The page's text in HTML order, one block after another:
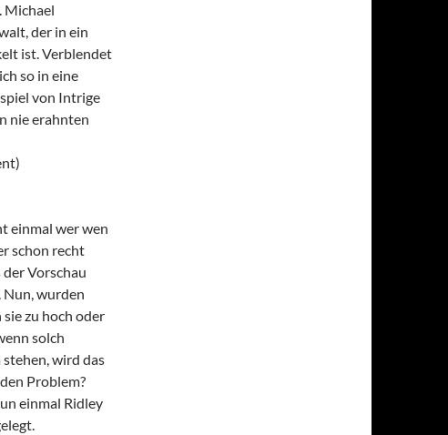
Michael
der in ein
ist. Verblendet
so in eine
von Intrige
nie erahnten
einmal wer wen
schon recht
Vorschau
wurden
zu hoch oder
solch
wird das
Problem?
einmal Ridley